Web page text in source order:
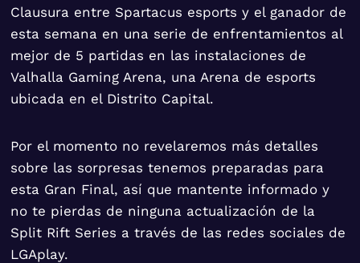
Clausura entre Spartacus esports y el ganador de
esta semana en una serie de enfrentamientos al
mejor de 5 partidas en las instalaciones de
Valhalla Gaming Arena, una Arena de esports
ubicada en el Distrito Capital.
Por el momento no revelaremos más detalles
sobre las sorpresas tenemos preparadas para
esta Gran Final, así que mantente informado y
no te pierdas de ninguna actualización de la
Split Rift Series a través de las redes sociales de
LGAplay.